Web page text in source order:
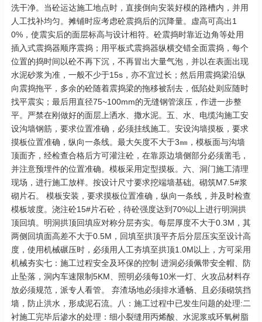
洗干净。当砼运达施工地点时，直接倒向安装好模的路槽内，并用
人工找补均匀。摊铺时应考虑砼震捣后的沉降量。虚高可高出1
0%，使震实后的面层标高与设计相符。砼震捣时靠近边角等处用
插入式震捣器顺序震捣；用平板式震捣器纵横交错全面震捣，每个
位置的捣时间以砼不再下沉，不再冒出大量气泡，并以在表面出现
水泥砂浆为准，一般不少于15s，亦不宜过长；然后用震捣梁沿纵
向震捣拖平，多余的砼随着震捣梁的拖移被刮去，低陷处则应随时
找平震实；最后用直径75~100mm的无缝钢管滚压，作进一步整
平。严禁在刚做好的面层上洒水、撒水泥。五、水、电缆沟施工安
设沟墙钢筋，要求位置准确，必须挂线施工。安设沟墙摸板，要求
摸板位置准确，纵向一条线。最大矢度不大于3㎜，模板面与沟墙
顶面齐，经检查合格后方可灌注砼，在靠原边墙侧部分必须凿毛，
并注意预埋件的位置准确。模板采用定型摸板。六、洞门施工清理
现场，进行施工放样。按设计尺寸要求挖端墙基础。砌筑M7.5#浆
砌片石。 模板安装，要求摸板位置准确，纵向一条线，并及时检查
模板坡度。浇注砼15#片石砼，待砼强度达到70%以上进行明洞拱
顶回填。明洞拱顶回填应对称分层夯实。每层厚度不大于0.3M，其
两侧回填面高差不大于0.5M，回填至拱顶平齐后分层压实至设计高
度，使用机械碾压时，必须用人工夯填至拱顶1.0M以上，方可采用
机械夯实七：施工过程安全及环保的控制 进洞必须佩带安全帽、防
止坠落，洞内车速限制5KM、照明必须每10米一灯、火攻品材料存
放必须规范，派专人看管。 弃渣场地必须排水通畅、且必须砌筑挡
墙，防止洪水，形成泥石流。八：施工过程中已发生问题的处理:二
衬施工完毕后渗水的处理：细小裂缝用丙烯酸、水泥浆或环氧树脂